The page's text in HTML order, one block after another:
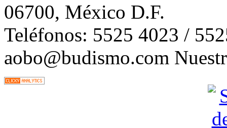
06700, México D.F.
Teléfonos: 5525 4023 /
aobo@budismo.com